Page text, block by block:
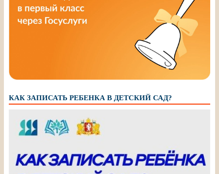
КАК ЗАПИСАТЬ РЕБЕНКА В ДЕТСКИЙ САД?